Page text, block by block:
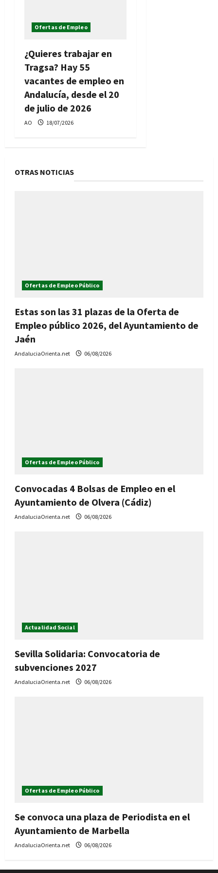
Ofertas de Empleo
¿Quieres trabajar en
Tragsa? Hay 55
vacantes de empleo en
Andalucía, desde el 20
de julio de 2026
AO 18/07/2026
OTRAS NOTICIAS
Ofertas de Empleo Público
Estas son las 31 plazas de la Oferta de
Empleo público 2026, del Ayuntamiento de
Jaén
AndaluciaOrienta.net 06/08/2026
Ofertas de Empleo Público
Convocadas 4 Bolsas de Empleo en el
Ayuntamiento de Olvera (Cádiz)
AndaluciaOrienta.net 06/08/2026
Actualidad Social
Sevilla Solidaria: Convocatoria de
subvenciones 2027
AndaluciaOrienta.net 06/08/2026
Ofertas de Empleo Público
Se convoca una plaza de Periodista en el
Ayuntamiento de Marbella
AndaluciaOrienta.net 06/08/2026